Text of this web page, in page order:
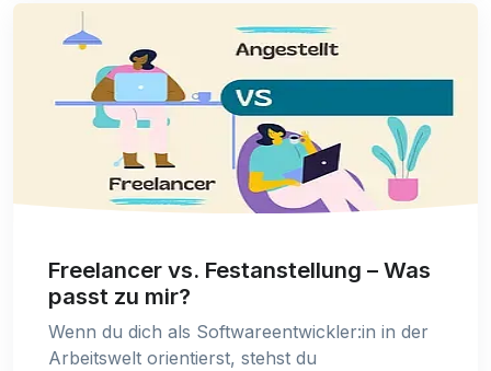
Freelancer vs. Festanstellung – Was
passt zu mir?
Wenn du dich als Softwareentwickler:in in der
Arbeitswelt orientierst, stehst du